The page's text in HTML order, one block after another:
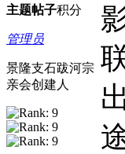
主题帖子积分
管理员
景隆支石跋河宗
亲会创建人